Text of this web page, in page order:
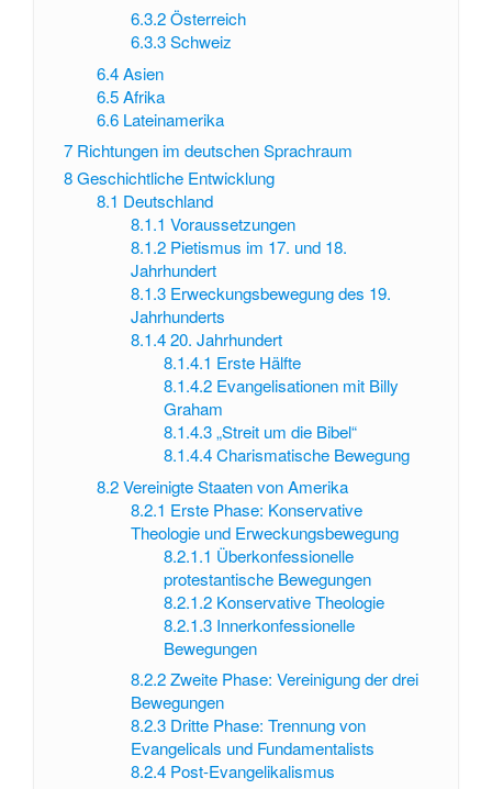
6.3.2 Österreich
6.3.3 Schweiz
6.4 Asien
6.5 Afrika
6.6 Lateinamerika
7 Richtungen im deutschen Sprachraum
8Geschichtliche Entwicklung
8.1 Deutschland
8.1.1 Voraussetzungen
8.1.2 Pietismus im 17. und 18.
Jahrhundert
8.1.3 Erweckungsbewegung des 19.
Jahrhunderts
8.1.4 20. Jahrhundert
8.1.4.1 Erste Hälfte
8.1.4.2 Evangelisationen mit Billy
Graham
8.1.4.3„Streit um die Bibel“
8.1.4.4Charismatische Bewegung
8.2 Vereinigte Staaten von Amerika
8.2.1 Erste Phase: Konservative
Theologie und Erweckungsbewegung
8.2.1.1 Überkonfessionelle
protestantische Bewegungen
8.2.1.2 Konservative Theologie
8.2.1.3 Innerkonfessionelle
Bewegungen
8.2.2 Zweite Phase: Vereinigung der drei
Bewegungen
8.2.3 Dritte Phase: Trennung von
Evangelicals und Fundamentalists
8.2.4 Post-Evangelikalismus